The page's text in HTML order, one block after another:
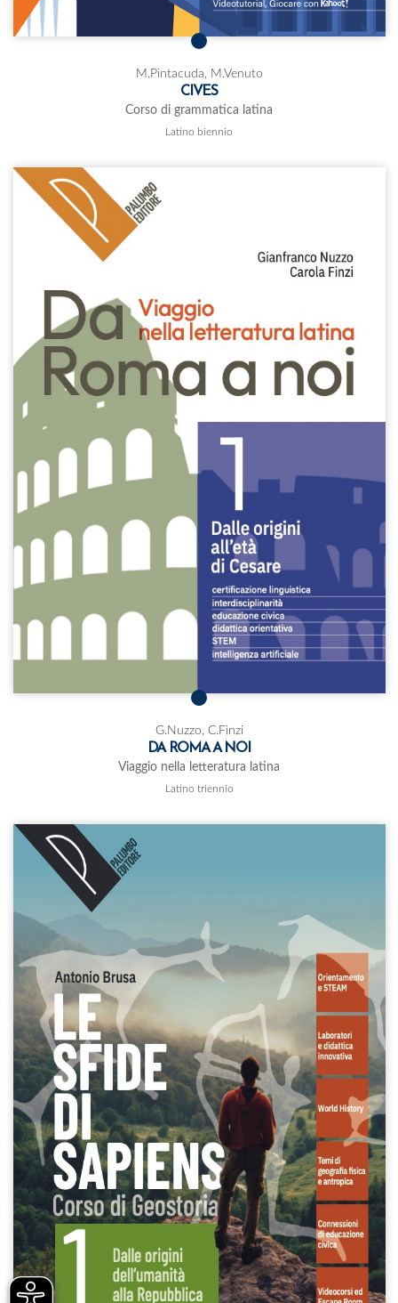
M.Pintacuda, M.Venuto
CIVES
Corso di grammatica latina
Latino biennio
G.Nuzzo, C.Finzi
DA ROMA A NOI
Viaggio nella letteratura latina
Latino triennio